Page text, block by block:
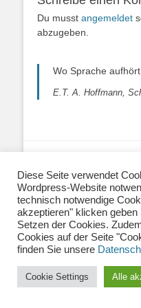
Du musst angemeldet
abzugeben.
Wo Sprache
E.T. A. Hoffmann,
Kontakt |Newsletter|
Social Media:Mastodon
Fotos auf dieser
Catch
Diese Seite verwendet
Wordpress-Website
technisch notwendige
akzeptieren" klicken
Setzen der Cookies.
Cookies auf der Seite
finden Sie unsere
Cookie Settings Alle